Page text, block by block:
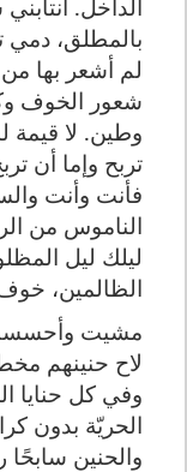
الداخل.
بالمطلق، دمي
لم أشعر بها
شعور الخوف
وطين. لا
تربح وإما أن
فأنت وأنت
الناموس من
ليلك ليل
الظالمين،
مشيت وأحسست
لاح حنينهم
وفي كل حنايا
الحريّة بدون
والحنين سابحًا